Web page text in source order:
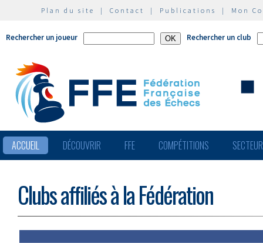
Plan du site | Contact | Publications | Mon
Rechercher un joueur Rechercher un club
ACCUEIL DÉCOUVRIR FFE COMPÉTITIONS
Clubs affiliés à la Fédération